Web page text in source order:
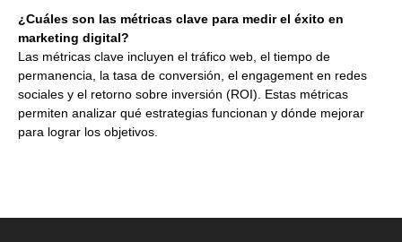
¿Cuáles son las métricas clave para medir el éxito en
marketing digital?
Las métricas clave incluyen el tráfico web, el tiempo de
permanencia, la tasa de conversión, el engagement en redes
sociales y el retorno sobre inversión (ROI). Estas métricas
permiten analizar qué estrategias funcionan y dónde mejorar
para lograr los objetivos.